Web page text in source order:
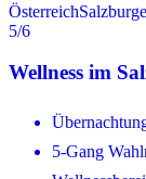
Österreich
5/6
Wellness im
5-Gang